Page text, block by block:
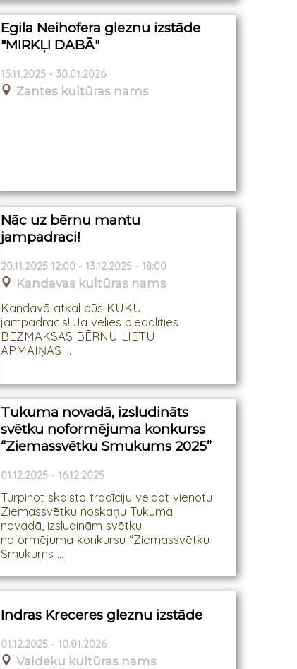
Egila Neihofera gleznu izstāde
"MIRKĻI DABĀ"
15.11.2025 - 30.01.2026
Zantes kultūras nams
Nāc uz bērnu mantu
jampadraci!
20.11.2025 12:00 - 13.12.2025 - 18:00
Kandavas kultūras nams
Kandavā atkal būs KUKŪ
jampadracis! Ja vēlies piedalīties
BEZMAKSAS BĒRNU LIETU
APMAIŅAS ...
Tukuma novadā, izsludināts
svētku noformējuma konkurss
“Ziemassvētku Smukums 2025”
01.12.2025 - 16.12.2025
Turpinot skaisto tradīciju veidot vienotu
Ziemassvētku noskaņu Tukuma
novadā, izsludinām svētku
noformējuma konkursu “Ziemassvētku
Smukums ...
Indras Kreceres gleznu izstāde
01.12.2025 - 10.01.2026
Valdeķu kultūras nams